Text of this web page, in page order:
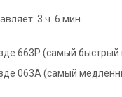
3 ч. 6 мин.
663Р (самый быстрый
063А (самый